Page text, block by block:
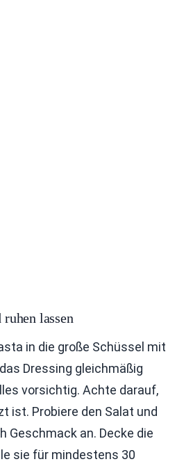
lassen
in die große Schüssel mit
Dressing gleichmäßig
vorsichtig. Achte darauf,
ist. Probiere den Salat und
Geschmack an. Decke die
sie für mindestens 30